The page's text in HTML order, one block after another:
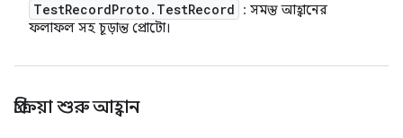
TestRecordProto . TestRecord
: সমস্ত আহ্বানের
ফলাফল সহ চূড়ান্ত প্রোটো।
প্রক্রিয়া শুরু আহ্বান